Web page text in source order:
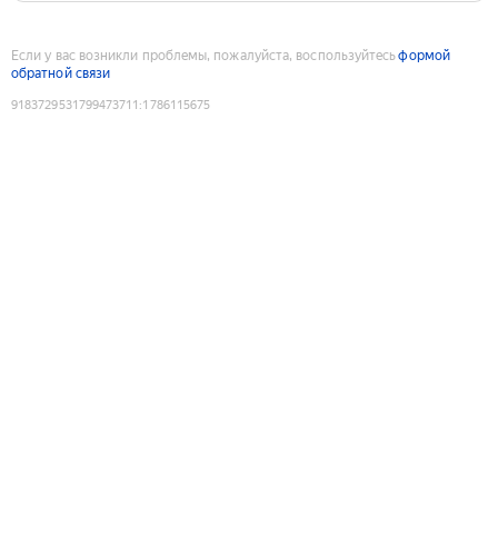
Если у вас возникли проблемы, пожалуйста, воспользуйтесьформой
обратной связи
9183729531799473711 :1786115675